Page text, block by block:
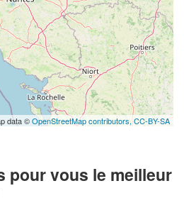
data ©OpenStreetMap contributors,CC-BY-SA
pour vous le meilleur